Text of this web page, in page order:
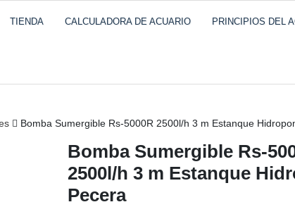
TIENDA CALCULADORA DE ACUARIO PRINCIPIOS DEL
Bomba Sumergible Rs-5000R 2500l/h 3 m Estanque
Bomba Sumergible Rs-
2500l/h 3 m Estanque
Pecera